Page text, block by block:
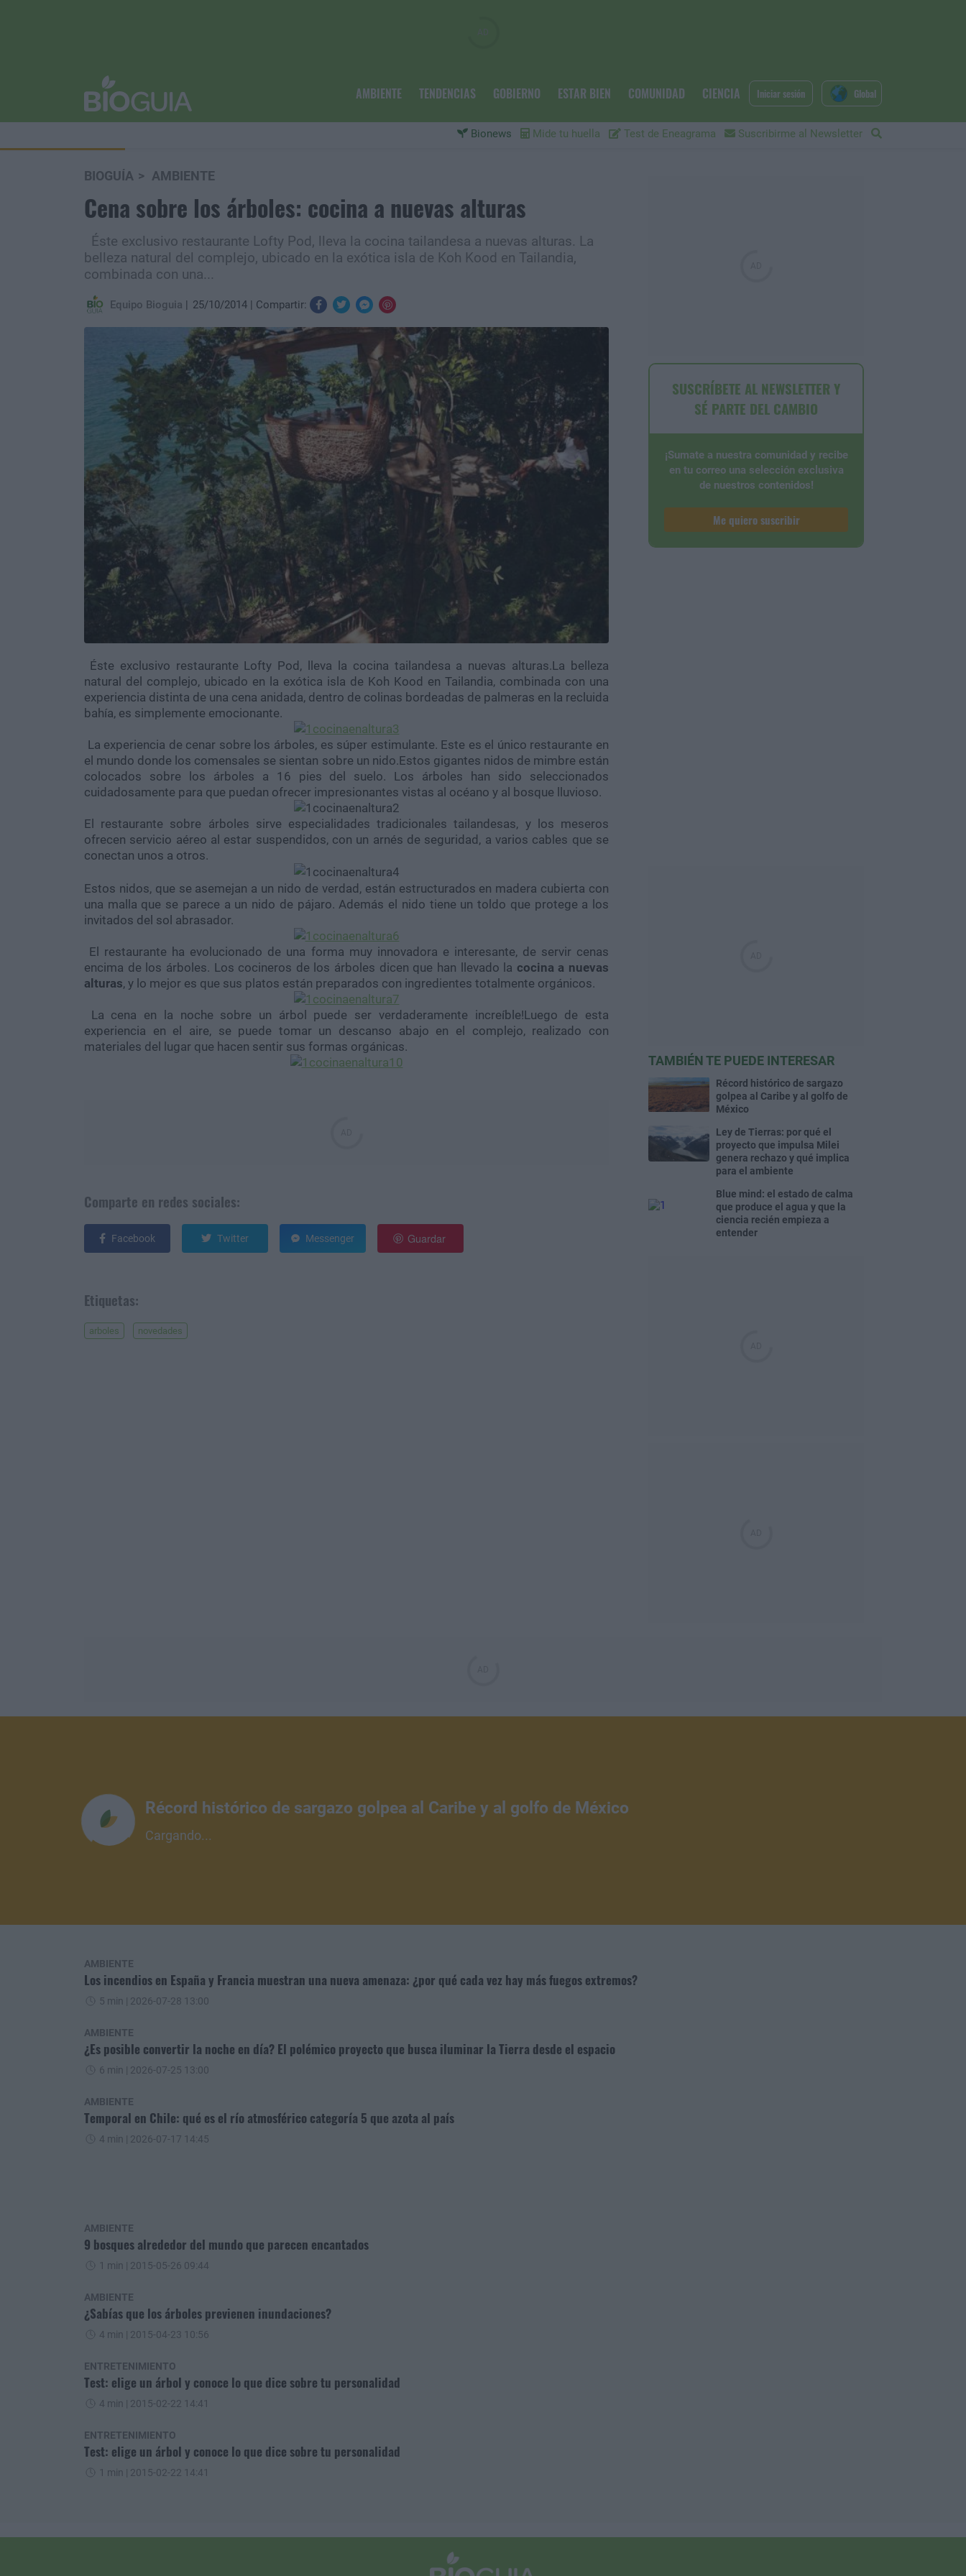
AMBIENTE TENDENCIAS GOBIERNO ESTAR BIEN COMUNIDAD CIENCIA
Bionews Mide tu huella Test de Eneagrama Suscribirme al Newsletter
Iniciar sesión Global
BIOGUÍA AMBIENTE
Cena sobre los árboles: cocina a nuevas alturas
Éste exclusivo restaurante Lofty Pod, lleva la cocina tailandesa a nuevas alturas. La
belleza natural del complejo, ubicado en la exótica isla de Koh Kood en Tailandia,
combinada con una...
Equipo Bioguia 25/10/2014 Compartir:
Éste exclusivo restaurante Lofty Pod, lleva la cocina tailandesa a nuevas alturas.La belleza
natural del complejo, ubicado en la exótica isla de Koh Kood en Tailandia, combinada con una
experiencia distinta de una cena anidada, dentro de colinas bordeadas de palmeras en la recluida
bahía, es simplemente emocionante.
La experiencia de cenar sobre los árboles, es súper estimulante. Este es el único restaurante en
el mundo donde los comensales se sientan sobre un nido.Estos gigantes nidos de mimbre están
colocados sobre los árboles a 16 pies del suelo. Los árboles han sido seleccionados
cuidadosamente para que puedan ofrecer impresionantes vistas al océano y al bosque lluvioso.
El restaurante sobre árboles sirve especialidades tradicionales tailandesas, y los meseros
ofrecen servicio aéreo al estar suspendidos, con un arnés de seguridad, a varios cables que se
conectan unos a otros.
Estos nidos, que se asemejan a un nido de verdad, están estructurados en madera cubierta con
una malla que se parece a un nido de pájaro. Además el nido tiene un toldo que protege a los
invitados del sol abrasador.
El restaurante ha evolucionado de una forma muy innovadora e interesante, de servir cenas
encima de los árboles. Los cocineros de los árboles dicen que han llevado la  cocina a nuevas
alturas, y lo mejor es que sus platos están preparados con ingredientes totalmente orgánicos.
La cena en la noche sobre un árbol puede ser verdaderamente increíble!Luego de esta
experiencia en el aire, se puede tomar un descanso abajo en el complejo, realizado con
materiales del lugar que hacen sentir sus formas orgánicas.
Comparte en redes sociales:
Facebook Twitter Messenger Guardar
Etiquetas:
arboles novedades
SUSCRÍBETE AL NEWSLETTER Y
SÉ PARTE DEL CAMBIO
¡Sumate a nuestra comunidad y recibe
en tu correo una selección exclusiva
de nuestros contenidos!
Me quiero suscribir
TAMBIÉN TE PUEDE INTERESAR
Récord histórico de sargazo
golpea al Caribe y al golfo de
México
Ley de Tierras: por qué el
proyecto que impulsa Milei
genera rechazo y qué implica
para el ambiente
Blue mind: el estado de calma
que produce el agua y que la
ciencia recién empieza a
entender
Récord histórico de sargazo golpea al Caribe y al golfo de México
Cargando...
AMBIENTE
Los incendios en España y Francia muestran una nueva amenaza: ¿por qué cada vez hay más fuegos extremos?
5 min | 2026-07-28 13:00
AMBIENTE
¿Es posible convertir la noche en día? El polémico proyecto que busca iluminar la Tierra desde el espacio
6 min | 2026-07-25 13:00
AMBIENTE
Temporal en Chile: qué es el río atmosférico categoría 5 que azota al país
4 min | 2026-07-17 14:45
AMBIENTE
9 bosques alrededor del mundo que parecen encantados
1 min | 2015-05-26 09:44
AMBIENTE
¿Sabías que los árboles previenen inundaciones?
4 min | 2015-04-23 10:56
ENTRETENIMIENTO
Test: elige un árbol y conoce lo que dice sobre tu personalidad
4 min | 2015-02-22 14:41
ENTRETENIMIENTO
Test: elige un árbol y conoce lo que dice sobre tu personalidad
1 min | 2015-02-22 14:41